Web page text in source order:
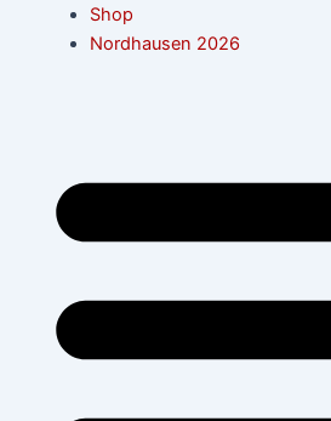
Shop
Nordhausen 2026